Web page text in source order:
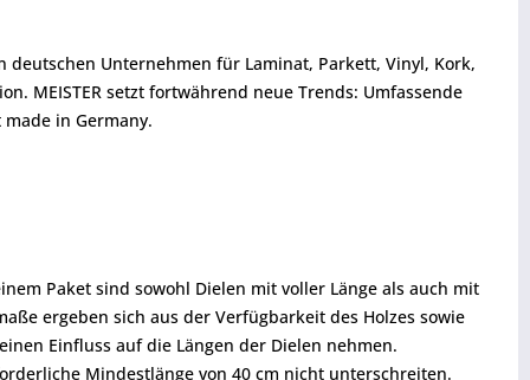
deutschen Unternehmen für Laminat, Parkett, Vinyl, Kork,
MEISTER setzt fortwährend neue Trends: Umfassende
in Germany.
Paket sind sowohl Dielen mit voller Länge als auch mit
ergeben sich aus der Verfügbarkeit des Holzes sowie
Einfluss auf die Längen der Dielen nehmen.
Mindestlänge von 40 cm nicht unterschreiten.